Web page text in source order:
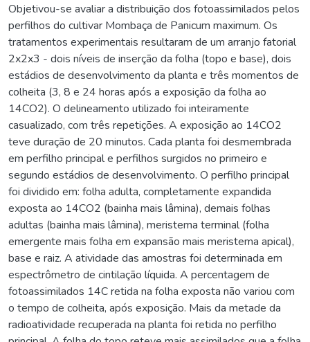
Objetivou-se avaliar a distribuição dos fotoassimilados pelos
perfilhos do cultivar Mombaça de Panicum maximum. Os
tratamentos experimentais resultaram de um arranjo fatorial
2x2x3 - dois níveis de inserção da folha (topo e base), dois
estádios de desenvolvimento da planta e três momentos de
colheita (3, 8 e 24 horas após a exposição da folha ao
14CO2). O delineamento utilizado foi inteiramente
casualizado, com três repetições. A exposição ao 14CO2
teve duração de 20 minutos. Cada planta foi desmembrada
em perfilho principal e perfilhos surgidos no primeiro e
segundo estádios de desenvolvimento. O perfilho principal
foi dividido em: folha adulta, completamente expandida
exposta ao 14CO2 (bainha mais lâmina), demais folhas
adultas (bainha mais lâmina), meristema terminal (folha
emergente mais folha em expansão mais meristema apical),
base e raiz. A atividade das amostras foi determinada em
espectrômetro de cintilação líquida. A percentagem de
fotoassimilados 14C retida na folha exposta não variou com
o tempo de colheita, após exposição. Mais da metade da
radioatividade recuperada na planta foi retida no perfilho